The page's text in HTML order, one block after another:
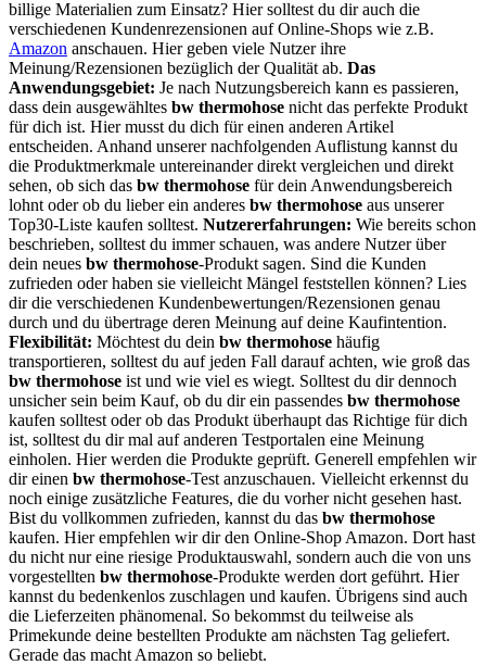
billige Materialien zum Einsatz? Hier solltest du dir auch die
verschiedenen Kundenrezensionen auf Online-Shops wie z.B.
Amazon anschauen. Hier geben viele Nutzer ihre
Meinung/Rezensionen bezüglich der Qualität ab. Das
Anwendungsgebiet: Je nach Nutzungsbereich kann es passieren,
dass dein ausgewähltes bw thermohose nicht das perfekte Produkt
für dich ist. Hier musst du dich für einen anderen Artikel
entscheiden. Anhand unserer nachfolgenden Auflistung kannst du
die Produktmerkmale untereinander direkt vergleichen und direkt
sehen, ob sich das bw thermohose für dein Anwendungsbereich
lohnt oder ob du lieber ein anderes bw thermohose aus unserer
Top30-Liste kaufen solltest. Nutzererfahrungen: Wie bereits schon
beschrieben, solltest du immer schauen, was andere Nutzer über
dein neues bw thermohose-Produkt sagen. Sind die Kunden
zufrieden oder haben sie vielleicht Mängel feststellen können? Lies
dir die verschiedenen Kundenbewertungen/Rezensionen genau
durch und du übertrage deren Meinung auf deine Kaufintention.
Flexibilität: Möchtest du dein bw thermohose häufig
transportieren, solltest du auf jeden Fall darauf achten, wie groß das
bw thermohose ist und wie viel es wiegt. Solltest du dir dennoch
unsicher sein beim Kauf, ob du dir ein passendes bw thermohose
kaufen solltest oder ob das Produkt überhaupt das Richtige für dich
ist, solltest du dir mal auf anderen Testportalen eine Meinung
einholen. Hier werden die Produkte geprüft. Generell empfehlen wir
dir einen bw thermohose-Test anzuschauen. Vielleicht erkennst du
noch einige zusätzliche Features, die du vorher nicht gesehen hast.
Bist du vollkommen zufrieden, kannst du das bw thermohose
kaufen. Hier empfehlen wir dir den Online-Shop Amazon. Dort hast
du nicht nur eine riesige Produktauswahl, sondern auch die von uns
vorgestellten bw thermohose-Produkte werden dort geführt. Hier
kannst du bedenkenlos zuschlagen und kaufen. Übrigens sind auch
die Lieferzeiten phänomenal. So bekommst du teilweise als
Primekunde deine bestellten Produkte am nächsten Tag geliefert.
Gerade das macht Amazon so beliebt.